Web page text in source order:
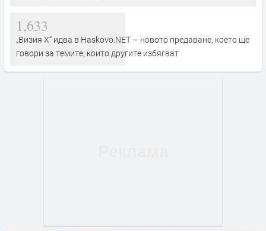
1,633
„Визия Х“ идва в Haskovo.NET – новото предаване, което ще
говори за темите, които другите избягват